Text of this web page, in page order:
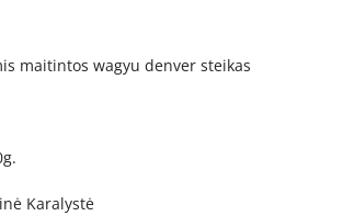
maitintos wagyu denver steikas
Karalystė